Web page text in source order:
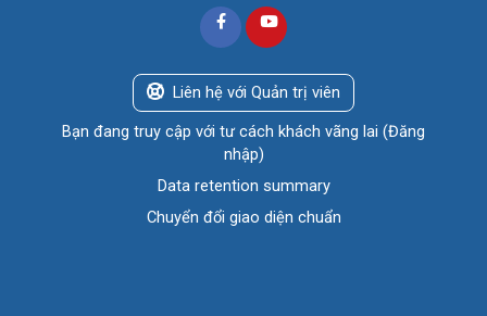
Liên hệ với Quản trị viên
Bạn đang truy cập với tư cách khách vãng lai (Đăng
nhập)
Data retention summary
Chuyển đổi giao diện chuẩn